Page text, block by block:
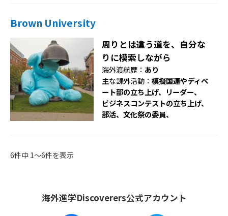
Brown University
周りとは違う道を、自分な
りに模索しながら
海外渡航歴： あり
主な課外活動：模擬国連やディベ
ート部の立ち上げ、リーダー、
ビジネスコンテストの立ち上げ、
部活、文化祭の委員、
6件中 1〜6件を表示
海外進学Discoverers公式アカウント